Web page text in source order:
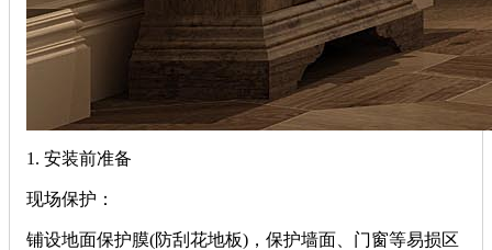
‌1. 安装前准备‌
‌现场保护‌：
铺设地面保护膜(防刮花地板)，保护墙面、门窗等易损区